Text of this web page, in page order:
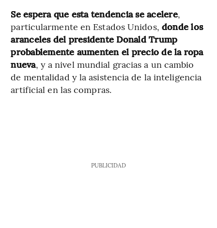
Se espera que esta tendencia se acelere,
particularmente en Estados Unidos, donde los
aranceles del presidente Donald Trump
probablemente aumenten el precio de la ropa
nueva, y a nivel mundial gracias a un cambio
de mentalidad y la asistencia de la inteligencia
artificial en las compras.
PUBLICIDAD